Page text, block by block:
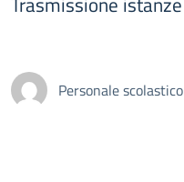
Personale scolastico